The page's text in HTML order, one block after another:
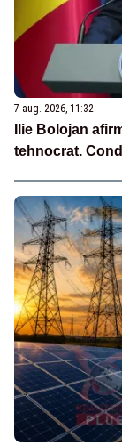
7 aug. 2026, 11:32
Ilie Bolojan
tehnocrat.